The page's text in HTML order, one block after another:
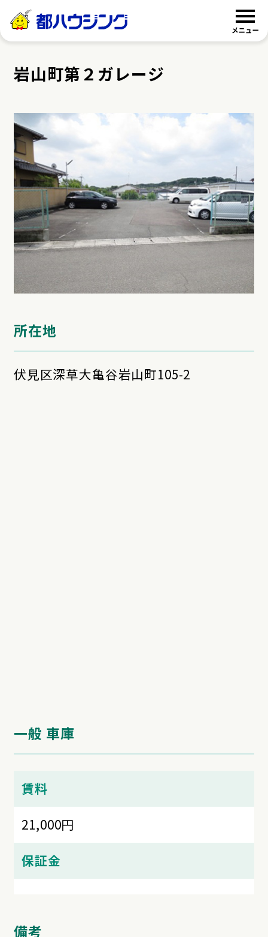
都ハウジング
岩山町第２ガレージ
所在地
伏見区深草大亀谷岩山町105-2
一般 車庫
賃料
21,000円
保証金
備考